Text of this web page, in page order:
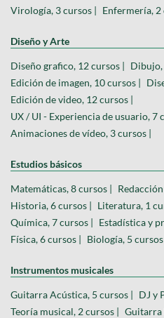
Virología, 3 cursos | Enfermería, 2
Diseño y Arte
Diseño grafico, 12 cursos | Dibujo,
Edición de imagen, 10 cursos |
Edición de video, 12 cursos |
UX / UI - Experiencia de usuario, 7
Animaciones de vídeo, 3 cursos |
Estudios básicos
Matemáticas, 8 cursos |
Historia, 6 cursos | Literatura, 1
Química, 7 cursos | Estadística y
Física, 6 cursos | Biología, 5
Instrumentos musicales
Guitarra Acústica, 5 cursos | DJ y
Teoría musical, 2 cursos | Guitarra